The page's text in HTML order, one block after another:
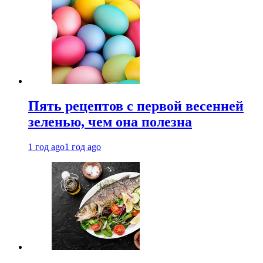
Пять рецептов с первой весенней
зеленью, чем она полезна
1 год ago1 год ago